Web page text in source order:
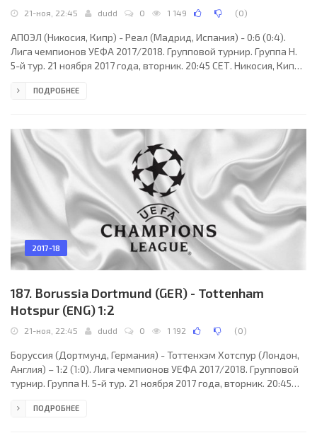
21-ноя, 22:45 dudd 0 1 149 (0)
АПОЭЛ (Никосия, Кипр) - Реал (Мадрид, Испания) - 0:6 (0:4).
Лига чемпионов УЕФА 2017/2018. Групповой турнир. Группа H.
5-й тур. 21 ноября 2017 года, вторник. 20:45 СЕТ. Никосия, Кипр.
(86 % при вместимости 22859). Главный арбитр: Артур Соареш
Бруну Родригиш (Португалия). Дополнительные ассистенты
арбитра: Тьягу Мартинш,
ПОДРОБНЕЕ
2017-18
187. Borussia Dortmund (GER) - Tottenham
Hotspur (ENG) 1:2
21-ноя, 22:45 dudd 0 1 192 (0)
Боруссия (Дортмунд, Германия) - Тоттенхэм Хотспур (Лондон,
Англия) – 1:2 (1:0). Лига чемпионов УЕФА 2017/2018. Групповой
турнир. Группа H. 5-й тур. 21 ноября 2017 года, вторник. 20:45
Идуна Парк. 65849 зрителей (81 % при вместимости 81360).
ПОДРОБНЕЕ